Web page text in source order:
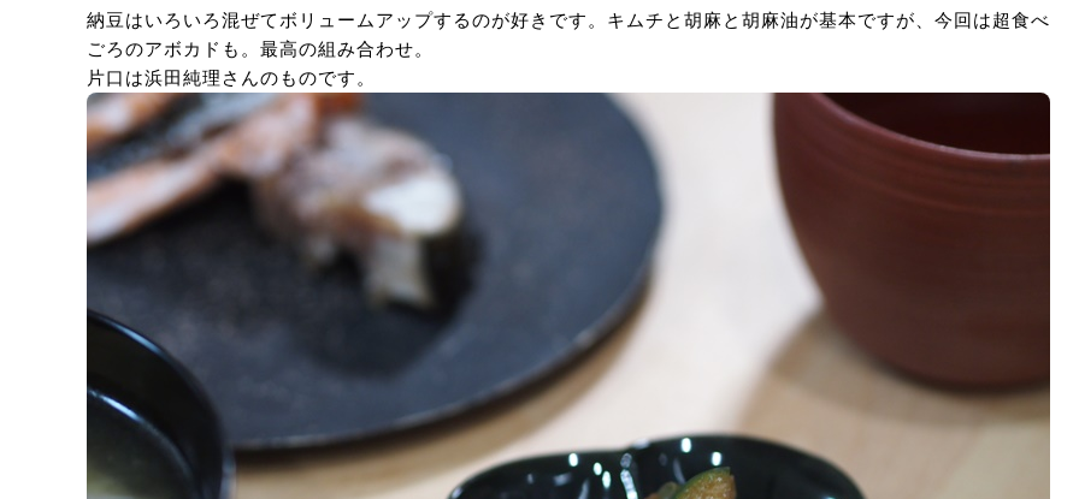
納豆はいろいろ混ぜてボリュームアップするのが好きです。キムチと胡麻と胡麻油が基本ですが、今回は超食べ
ごろのアボカドも。最高の組み合わせ。
片口は浜田純理さんのものです。